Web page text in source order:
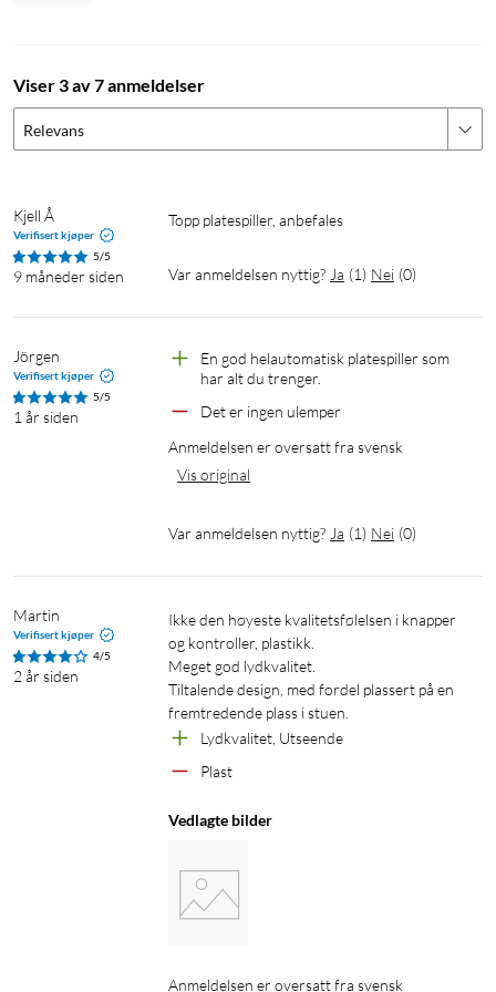
Viser 3 av 7 anmeldelser
Relevans
Kjell Å
Verifisert kjøper
5/5
9 måneder siden
Topp platespiller, anbefales
Var anmeldelsen nyttig? Ja (1) Nei (0)
Jörgen
Verifisert kjøper
5/5
1 år siden
En god helautomatisk platespiller som
har alt du trenger.
Det er ingen ulemper
Anmeldelsen er oversatt fra svensk
Vis original
Var anmeldelsen nyttig? Ja (1) Nei (0)
Martin
Verifisert kjøper
4/5
2 år siden
Ikke den høyeste kvalitetsfølelsen i knapper
og kontroller, plastikk.
Meget god lydkvalitet.
Tiltalende design, med fordel plassert på en
fremtredende plass i stuen.
Lydkvalitet, Utseende
Plast
Vedlagte bilder
Anmeldelsen er oversatt fra svensk